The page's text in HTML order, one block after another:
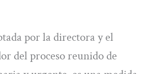
por la directora y el
del proceso reunido de